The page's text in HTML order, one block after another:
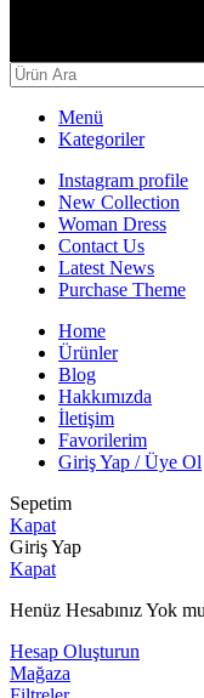
Menü
Kategoriler
Instagram profile
New Collection
Woman Dress
Contact Us
Latest News
Purchase Theme
Home
Ürünler
Blog
Hakkımızda
İletişim
Favorilerim
Giriş Yap / Üye Ol
Sepetim
Kapat
Giriş Yap
Kapat
Henüz Hesabınız Yok
Hesap Oluşturun
Mağaza